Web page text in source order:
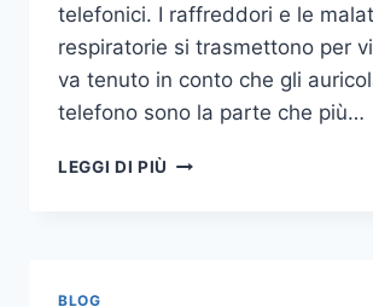
telefonici. I raffreddori e le
respiratorie si trasmettono per
va tenuto in conto che gli
telefono sono la parte che più…
LEGGI DI PIÙ UN
BLOG